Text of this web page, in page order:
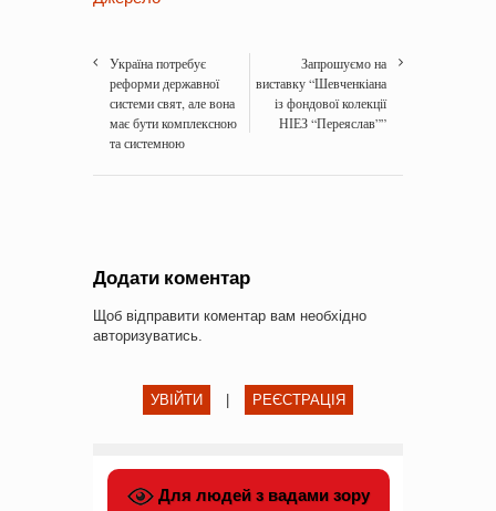
Україна потребує
реформи державної
системи свят, але вона
має бути комплексною
та системною
Запрошуємо на
виставку “Шевченкіана
із фондової колекції
НІЕЗ “Переяслав””
Додати коментар
Щоб відправити коментар вам необхідно
авторизуватись.
УВІЙТИ РЕЄСТРАЦІЯ
Для людей з вадами зору